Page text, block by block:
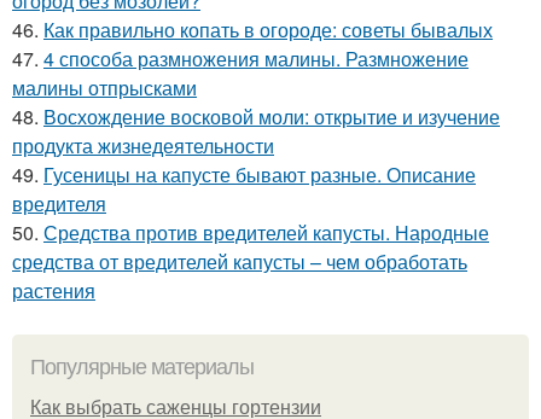
46. Как правильно копать в огороде: советы бывалых
47. 4 способа размножения малины. Размножение
малины отпрысками
48. Восхождение восковой моли: открытие и изучение
продукта жизнедеятельности
49. Гусеницы на капусте бывают разные. Описание
вредителя
50. Средства против вредителей капусты. Народные
средства от вредителей капусты – чем обработать
растения
Популярные материалы
Как выбрать саженцы гортензии